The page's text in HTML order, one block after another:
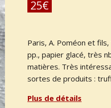
25€
Paris, A. Poméon et
pp., papier glacé, très
matières. Très
sortes de produits :
Plus de détails